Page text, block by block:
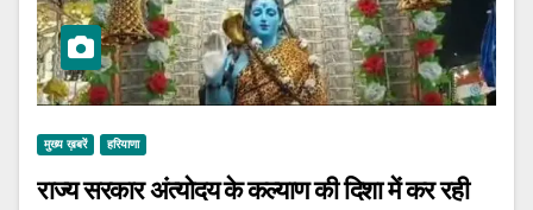
मुख्य ख़बरें हरियाणा
राज्य सरकार अंत्योदय के कल्याण की दिशा में कर रही